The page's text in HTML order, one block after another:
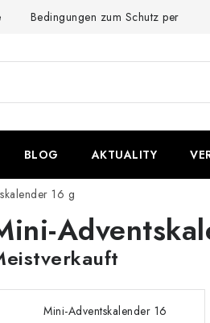
Bedingungen zum Schutz
BLOG AKTUALITY
16 g
Mini-Adventskalender 16